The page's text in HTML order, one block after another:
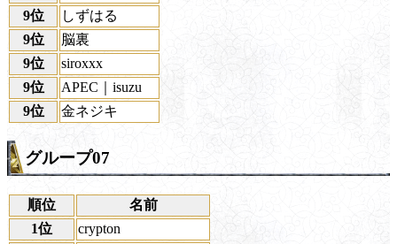
9位
しずはる
9位
脳裏
9位
siroxxx
9位
APEC｜isuzu
9位
金ネジキ
グループ07
順位
名前
1位
crypton